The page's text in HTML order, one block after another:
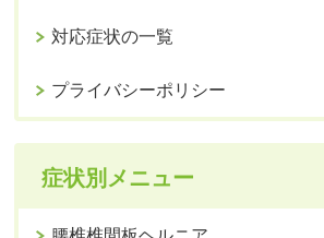
対応症状の一覧
プライバシーポリシー
症状別メニュー